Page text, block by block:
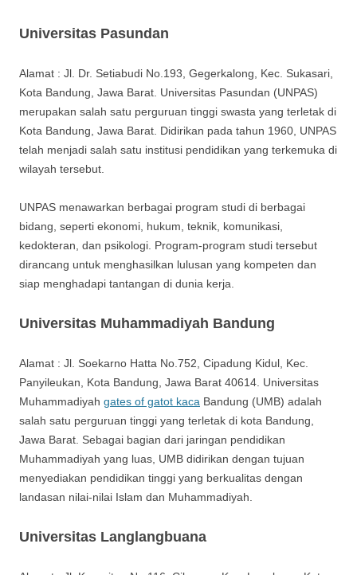
Universitas Pasundan
Alamat : Jl. Dr. Setiabudi No.193, Gegerkalong, Kec. Sukasari,
Kota Bandung, Jawa Barat. Universitas Pasundan (UNPAS)
merupakan salah satu perguruan tinggi swasta yang terletak di
Kota Bandung, Jawa Barat. Didirikan pada tahun 1960, UNPAS
telah menjadi salah satu institusi pendidikan yang terkemuka di
wilayah tersebut.
UNPAS menawarkan berbagai program studi di berbagai
bidang, seperti ekonomi, hukum, teknik, komunikasi,
kedokteran, dan psikologi. Program-program studi tersebut
dirancang untuk menghasilkan lulusan yang kompeten dan
siap menghadapi tantangan di dunia kerja.
Universitas Muhammadiyah Bandung
Alamat : Jl. Soekarno Hatta No.752, Cipadung Kidul, Kec.
Panyileukan, Kota Bandung, Jawa Barat 40614. Universitas
Muhammadiyah gates of gatot kaca Bandung (UMB) adalah
salah satu perguruan tinggi yang terletak di kota Bandung,
Jawa Barat. Sebagai bagian dari jaringan pendidikan
Muhammadiyah yang luas, UMB didirikan dengan tujuan
menyediakan pendidikan tinggi yang berkualitas dengan
landasan nilai-nilai Islam dan Muhammadiyah.
Universitas Langlangbuana